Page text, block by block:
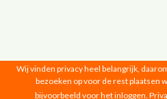
Vrouwen van Nu ©
Wij vinden privacy heel belangrijk,
bezoeken op voor de rest plaatsen
bijvoorbeeld voor het inloggen.